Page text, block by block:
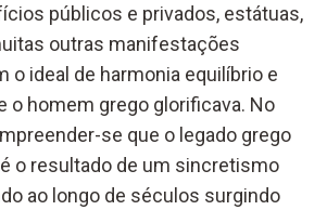
públicos e privados, estátuas,
outras manifestações
o ideal de harmonia equilíbrio e
o homem grego glorificava. No
se que o legado grego
o resultado de um sincretismo
ao longo de séculos surgindo